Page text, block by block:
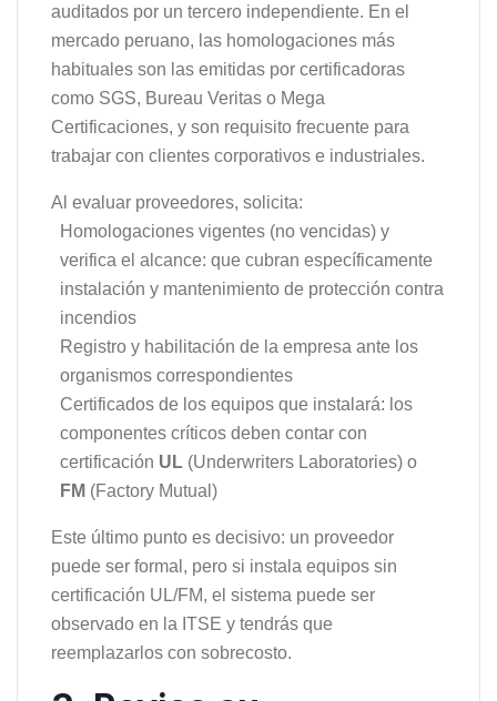
auditados por un tercero independiente. En el
mercado peruano, las homologaciones más
habituales son las emitidas por certificadoras
como SGS, Bureau Veritas o Mega
Certificaciones, y son requisito frecuente para
trabajar con clientes corporativos e industriales.
Al evaluar proveedores, solicita:
Homologaciones vigentes (no vencidas) y
verifica el alcance: que cubran específicamente
instalación y mantenimiento de protección contra
incendios
Registro y habilitación de la empresa ante los
organismos correspondientes
Certificados de los equipos que instalará: los
componentes críticos deben contar con
certificación UL (Underwriters Laboratories) o
FM (Factory Mutual)
Este último punto es decisivo: un proveedor
puede ser formal, pero si instala equipos sin
certificación UL/FM, el sistema puede ser
observado en la ITSE y tendrás que
reemplazarlos con sobrecosto.